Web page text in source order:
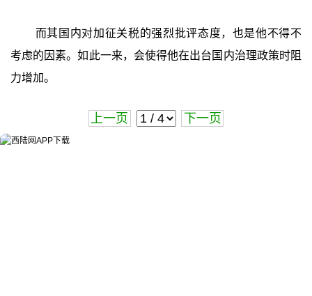
而其国内对加征关税的强烈批评态度，也是他不得不
考虑的因素。如此一来，会使得他在出台国内治理政策时阻
力增加。
上一页 下一页